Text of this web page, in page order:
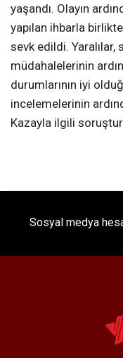
yaşandı. Olayın
yapılan ihbarla
sevk edildi. Yaralılar,
müdahalelerinin
durumlarının iyi
incelemelerinin
Kazayla ilgili
Sosyal medya